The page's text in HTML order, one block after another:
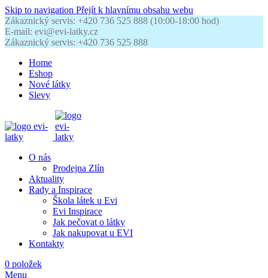
Skip to navigation Přejít k hlavnímu obsahu webu
Zákaznický servis: +420 736 525 888 (10:00-18:00 hod)
E-mail: evi@evi-latky.cz
Zákaznický servis: +420 736 525 888
Home
Eshop
Nové látky
Slevy
O nás
Prodejna Zlín
Aktuality
Rady a Inspirace
Škola látek u Evi
Evi Inspirace
Jak pečovat o látky
Jak nakupovat u EVI
Kontakty
0 položek
Menu